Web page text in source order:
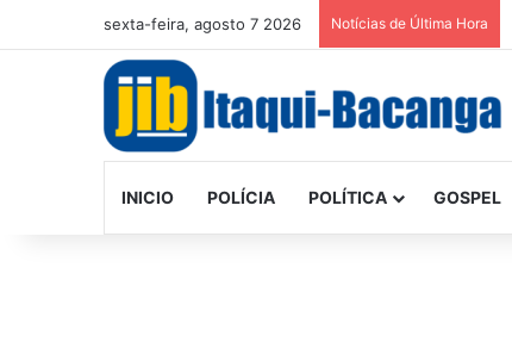
sexta-feira, agosto 7 2026 Notícias de Última Hora
INICIO POLÍCIA POLÍTICA GOSPEL